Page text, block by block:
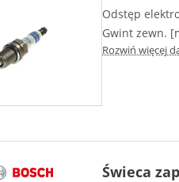
Odstęp
Gwint zewn.
Rozwiń więcej
Świeca